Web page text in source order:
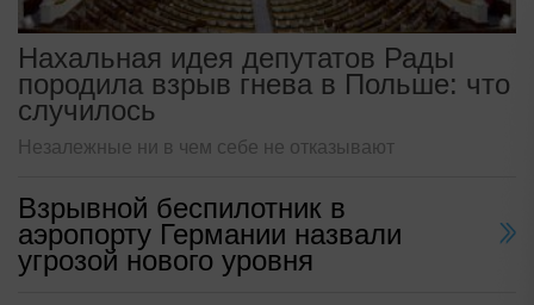
Нахальная идея депутатов Рады
породила взрыв гнева в Польше: что
случилось
Незалежные ни в чем себе не отказывают
Взрывной беспилотник в
аэропорту Германии назвали
угрозой нового уровня